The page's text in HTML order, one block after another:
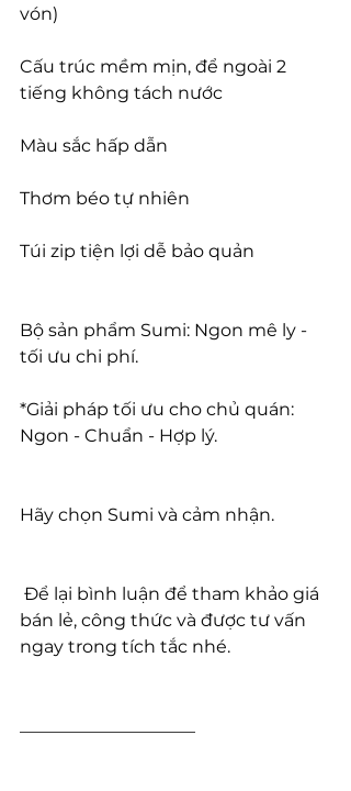
vón)
Cấu trúc mềm mịn, để ngoài 2
tiếng không tách nước
Màu sắc hấp dẫn
Thơm béo tự nhiên
Túi zip tiện lợi dễ bảo quản
Bộ sản phẩm Sumi: Ngon mê ly -
tối ưu chi phí.
*Giải pháp tối ưu cho chủ quán:
Ngon - Chuẩn - Hợp lý.
Hãy chọn Sumi và cảm nhận.
bán lẻ, công thức và được tư vấn
ngay trong tích tắc nhé.